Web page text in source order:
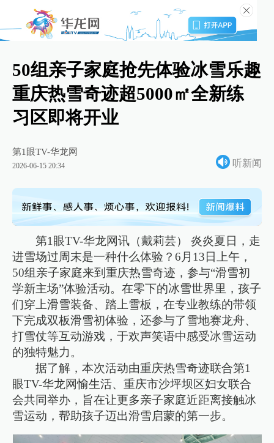
50组亲子家庭抢先体验冰雪乐趣
重庆热雪奇迹超5000㎡全新练
习区即将开业
第1眼TV-华龙网
2026-06-15 20:34 听新闻
第1眼TV-华龙网讯（戴莉芸） 炎炎夏日，走
进雪场过周末是一种什么体验？6月13日上午，
50组亲子家庭来到重庆热雪奇迹，参与“滑雪初
学新主场”体验活动。在零下的冰雪世界里，孩子
们穿上滑雪装备、踏上雪板，在专业教练的带领
下完成双板滑雪初体验，还参与了雪地赛龙舟、
打雪仗等互动游戏，于欢声笑语中感受冰雪运动
的独特魅力。
据了解，本次活动由重庆热雪奇迹联合第1
眼TV-华龙网愉生活、重庆市沙坪坝区妇女联合
会共同举办，旨在让更多亲子家庭近距离接触冰
雪运动，帮助孩子迈出滑雪启蒙的第一步。